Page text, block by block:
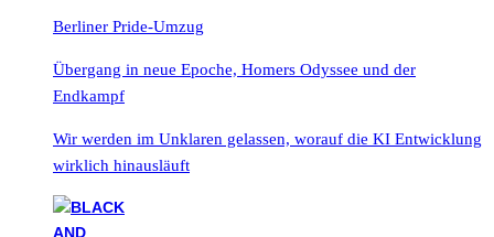
Berliner Pride-Umzug
Übergang in neue Epoche, Homers Odyssee und der
Endkampf
Wir werden im Unklaren gelassen, worauf die KI Entwicklung
wirklich hinausläuft